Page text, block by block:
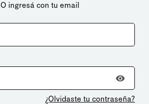
O ingresá con tu email
¿Olvidaste tu contraseña?